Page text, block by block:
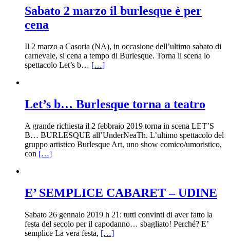
Sabato 2 marzo il burlesque è per
cena
Il 2 marzo a Casoria (NA), in occasione dell’ultimo sabato di
carnevale, si cena a tempo di Burlesque. Torna il scena lo
spettacolo Let’s b… […]
Let’s b… Burlesque torna a teatro
A grande richiesta il 2 febbraio 2019 torna in scena LET’S
B… BURLESQUE all’UnderNeaTh. L’ultimo spettacolo del
gruppo artistico Burlesque Art, uno show comico/umoristico,
con […]
E’ SEMPLICE CABARET – UDINE
Sabato 26 gennaio 2019 h 21: tutti convinti di aver fatto la
festa del secolo per il capodanno… sbagliato! Perché? E’
semplice La vera festa, […]